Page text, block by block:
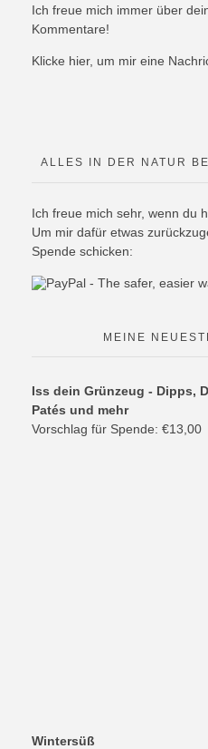
Ich freue mich immer über
Kommentare!
Klicke hier, um mir eine
ALLES IN DER NATUR
Ich freue mich sehr, wenn du
Um mir dafür etwas
Spende schicken:
MEINE
Iss dein Grünzeug - Dipps,
Patés und mehr
Vorschlag für Spende: €13,00
Wintersüß